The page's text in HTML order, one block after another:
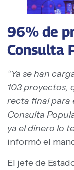
96% de
Consulta
“Ya se han
103 proyectos,
recta final para
Consulta
ya el dinero lo
informó el
El jefe de